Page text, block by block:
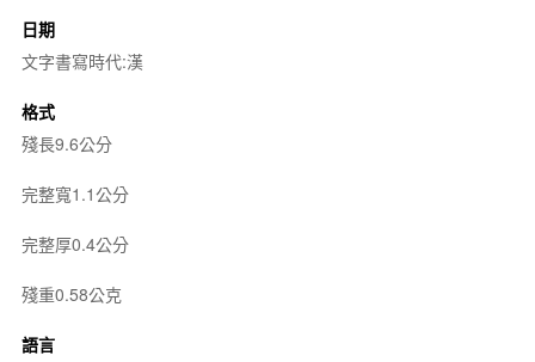
日期
文字書寫時代:漢
格式
殘長9.6公分
完整寬1.1公分
完整厚0.4公分
殘重0.58公克
語言